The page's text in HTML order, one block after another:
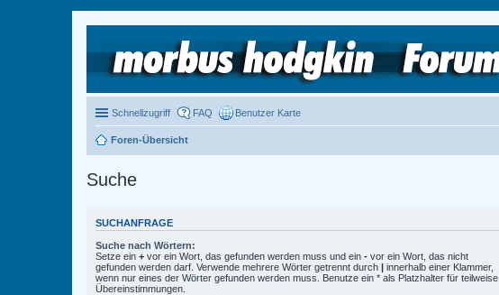
Schnellzugriff FAQ Benutzer Karte
Foren-Übersicht
Suche
SUCHANFRAGE
Suche nach Wörtern:
Setze ein + vor ein Wort, das gefunden werden muss und ein - vor ein Wort, das nicht
gefunden werden darf. Verwende mehrere Wörter getrennt durch | innerhalb einer Klammer,
wenn nur eines der Wörter gefunden werden muss. Benutze ein * als Platzhalter für teilweise
Übereinstimmungen.